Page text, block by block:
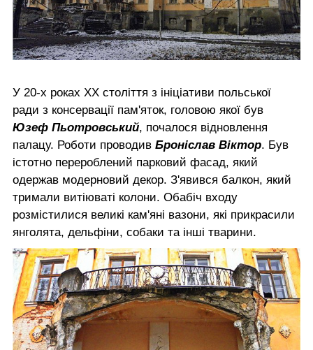
У 20-х роках ХХ століття з ініціативи польської
ради з консервації пам'яток, головою якої був
Юзеф Пьотровський, почалося відновлення
палацу. Роботи проводив Броніслав Віктор. Був
істотно перероблений парковий фасад, який
одержав модерновий декор. З'явився балкон, який
тримали витіюваті колони. Обабіч входу
розмістилися великі кам'яні вазони, які прикрасили
янголята, дельфіни, собаки та інші тварини.